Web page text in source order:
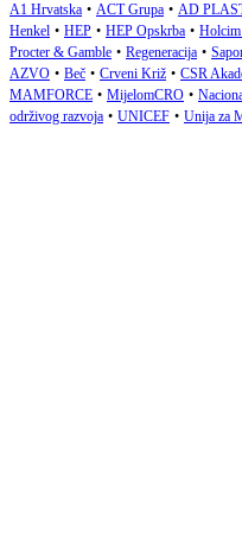
A1 Hrvatska • ACT Grupa • AD
Henkel • HEP • HEP Opskrba •
Procter & Gamble • Regeneracija •
AZVO • Beč • Crveni Križ • CSR
MAMFORCE • MijelomCRO •
održivog razvoja • UNICEF • Unija za